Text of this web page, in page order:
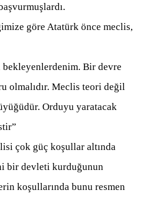
göre Atatürk önce meclis,
Bir devre
olmalıdır. Meclis teori değil
Orduyu yaratacak
çok güç koşullar altında
bir devleti kurduğunun
koşullarında bunu resmen